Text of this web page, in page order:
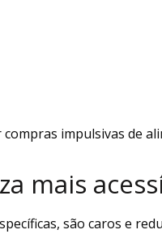
impulsivas de
mais
são caros e